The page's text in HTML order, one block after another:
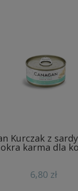
Kurczak z
karma dla
6,80 zł